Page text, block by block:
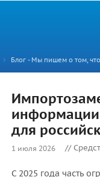
Блог - Мы пишем о том,
для
1 июля 2026 //
С 2025 года часть